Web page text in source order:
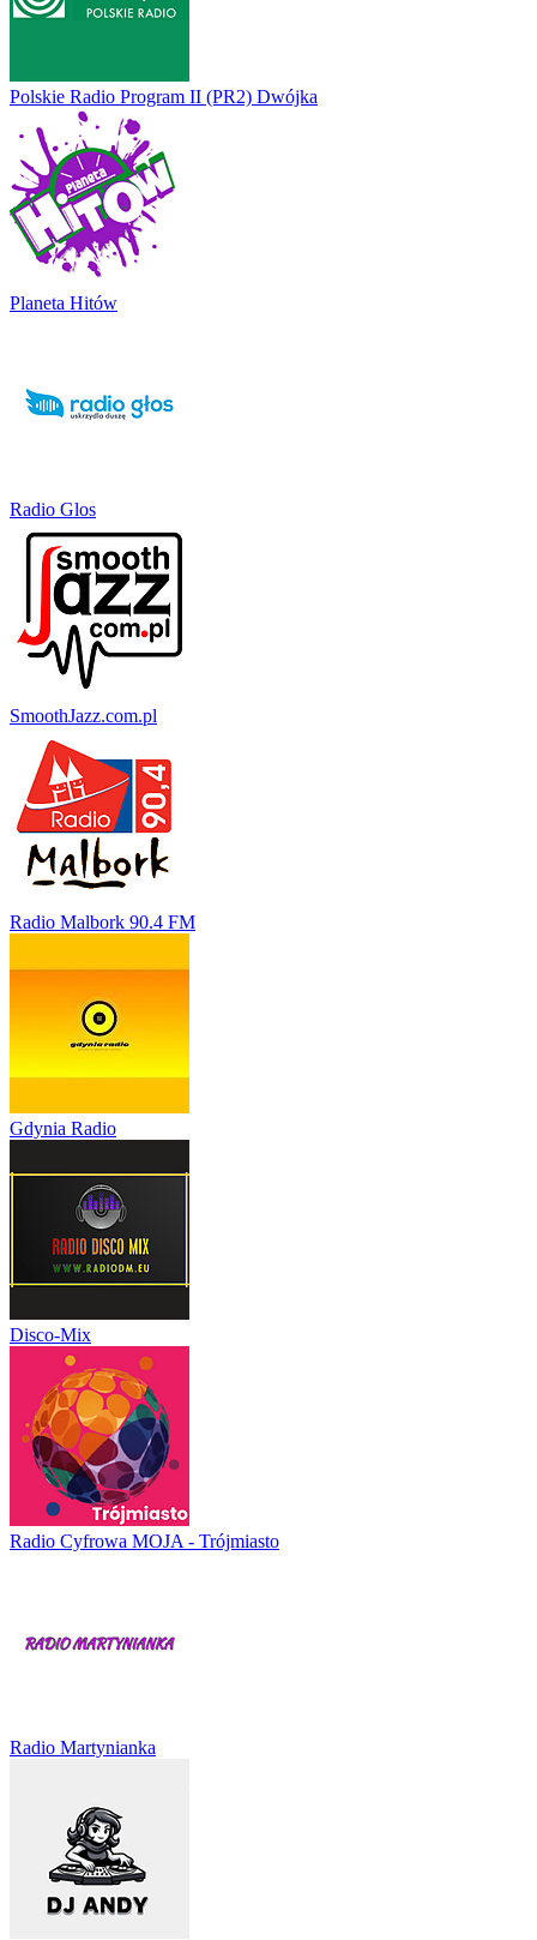
Polskie Radio Program II (PR2) Dwójka
Planeta Hitów
Radio Glos
SmoothJazz.com.pl
Radio Malbork 90.4 FM
Gdynia Radio
Disco-Mix
Radio Cyfrowa MOJA - Trójmiasto
Radio Martynianka